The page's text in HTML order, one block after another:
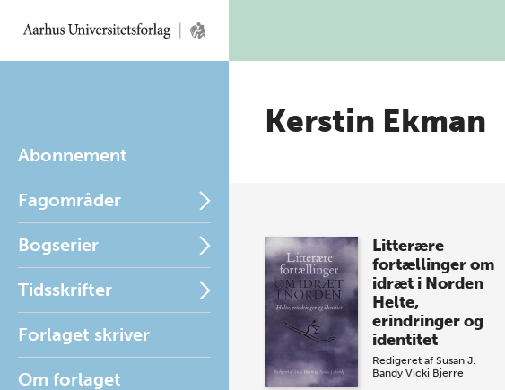
Abonnement
Fagområder
Bogserier
Tidsskrifter
Forlaget skriver
Om forlaget
Kerstin Ekman
Litterære
fortællinger om
idræt i Norden
Helte,
erindringer og
identitet
Redigeret af Susan J.
Bandy Vicki Bjerre